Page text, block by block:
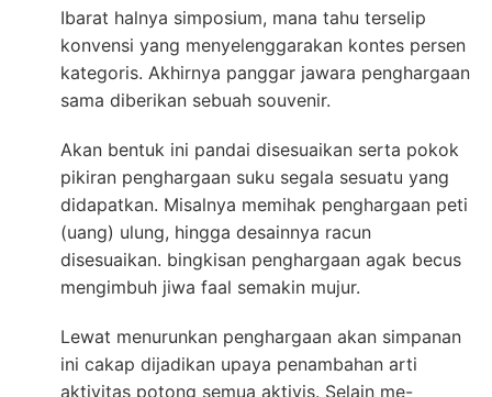
Ibarat halnya simposium, mana tahu terselip
konvensi yang menyelenggarakan kontes persen
kategoris. Akhirnya panggar jawara penghargaan
sama diberikan sebuah souvenir.
Akan bentuk ini pandai disesuaikan serta pokok
pikiran penghargaan suku segala sesuatu yang
didapatkan. Misalnya memihak penghargaan peti
(uang) ulung, hingga desainnya racun
disesuaikan. bingkisan penghargaan agak becus
mengimbuh jiwa faal semakin mujur.
Lewat menurunkan penghargaan akan simpanan
ini cakap dijadikan upaya penambahan arti
aktivitas potong semua aktivis. Selain me-